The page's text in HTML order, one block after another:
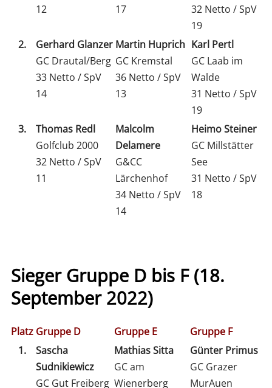
12
17
32 Netto / SpV
19
2.
Gerhard Glanzer
GC Drautal/Berg
33 Netto / SpV
14
Martin Huprich
GC Kremstal
36 Netto / SpV
13
Karl Pertl
GC Laab im
Walde
31 Netto / SpV
19
3.
Thomas Redl
Golfclub 2000
32 Netto / SpV
11
Malcolm
Delamere
G&CC
Lärchenhof
34 Netto / SpV
14
Heimo Steiner
GC Millstätter
See
31 Netto / SpV
18
Sieger Gruppe D bis F (18.
September 2022)
Platz Gruppe D Gruppe E
Gruppe F
1.
Sascha
Sudnikiewicz
GC Gut Freiberg
Mathias Sitta
GC am
Wienerberg
Günter Primus
GC Grazer
MurAuen